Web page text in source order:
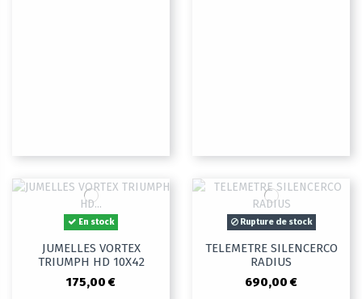
En stock
JUMELLES VORTEX
TRIUMPH HD 10X42
175,00 €
Rupture de stock
TELEMETRE SILENCERCO
RADIUS
690,00 €